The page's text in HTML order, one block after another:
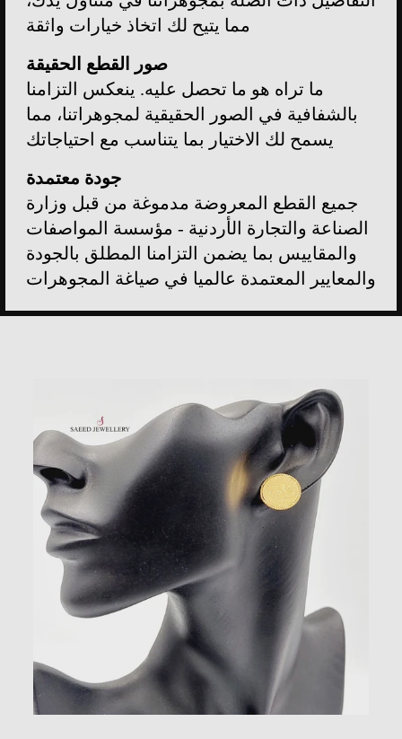
مما يتيح لك اتخاذ خيارات واثقة
صور القطع الحقيقة
ما تراه هو ما تحصل عليه. ينعكس التزامنا
بالشفافية في الصور الحقيقية لمجوهراتنا، مما
يسمح لك الاختيار بما يتناسب مع احتياجاتك
جودة معتمدة
جميع القطع المعروضة مدموغة من قبل وزارة
الصناعة والتجارة الأردنية - مؤسسة المواصفات
والمقاييس بما يضمن التزامنا المطلق بالجودة
والمعايير المعتمدة عالميا في صياغة المجوهرات